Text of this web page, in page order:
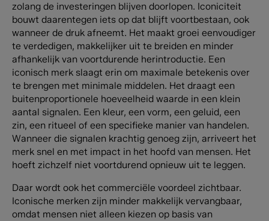
zolang de investeringen blijven doorlopen. Iconiciteit
bouwt daarentegen iets op dat blijft voortbestaan, ook
wanneer de druk afneemt. Het maakt groei eenvoudiger
te verdedigen, makkelijker uit te breiden en minder
afhankelijk van voortdurende herintroductie. Een
iconisch merk slaagt erin om maximale betekenis over
te brengen met minimale middelen. Het draagt een
buitenproportionele hoeveelheid waarde in een klein
aantal signalen. Een kleur, een vorm, een geluid, een
zin, een ritueel of een specifieke manier van handelen.
Wanneer die signalen krachtig genoeg zijn, arriveert het
merk snel en met impact in het hoofd van mensen. Het
hoeft zichzelf niet voortdurend opnieuw uit te leggen.
Daar wordt ook het commerciële voordeel zichtbaar.
Iconische merken zijn minder makkelijk vervangbaar,
omdat mensen niet alleen kiezen op basis van